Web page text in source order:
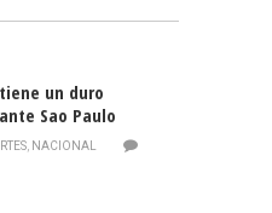
un duro
Sao Paulo
, NACIONAL